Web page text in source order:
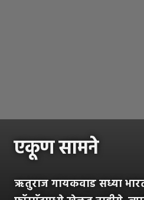
एकूण सामने
ऋतुराज गायकवाड सध्या